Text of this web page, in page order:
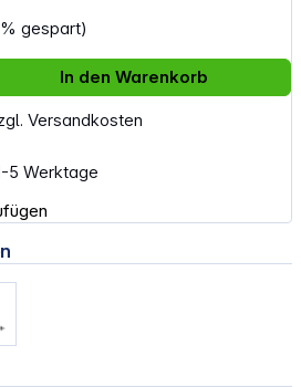
gespart)
Versandkosten
5 Werktage
den gewünschten
In den Warenkorb